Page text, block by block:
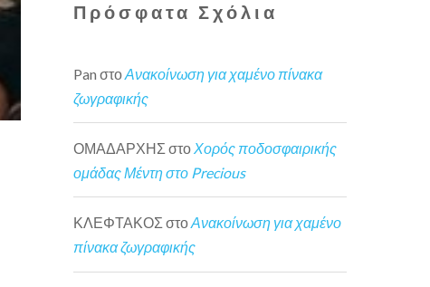
Πρόσφατα Σχόλια
Pan στοΑνακοίνωση για χαμένο πίνακα
ζωγραφικής
ΟΜΑΔΑΡΧΗΣ στο Χορός ποδοσφαιρικής
ομάδας Μέντη στο Precious
ΚΛΕΦΤΑΚΟΣ στοΑνακοίνωση για χαμένο
πίνακα ζωγραφικής